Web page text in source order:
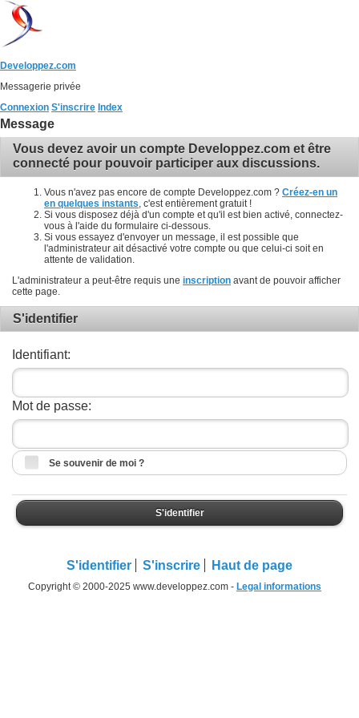
Developpez.com
Messagerie privée
Connexion S'inscrire Index
Message
Vous devez avoir un compte Developpez.com et être
connecté pour pouvoir participer aux discussions.
Vous n'avez pas encore de compte Developpez.com ? Créez-en un
en quelques instants , c'est entièrement gratuit !
Si vous disposez déjà d'un compte et qu'il est bien activé, connectez-
vous à l'aide du formulaire ci-dessous.
Si vous essayez d'envoyer un message, il est possible que
l'administrateur ait désactivé votre compte ou que celui-ci soit en
attente de validation.
L'administrateur a peut-être requis une inscription avant de pouvoir afficher
cette page.
S'identifier
Identifiant:
Mot de passe:
Se souvenir de moi ?
S'identifier
S'identifier S'inscrire Haut de page
Copyright © 2000-2025 www.developpez.com - Legal informations